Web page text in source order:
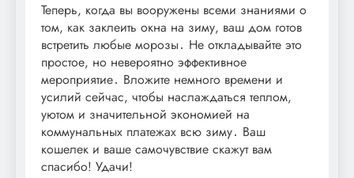
Теперь, когда вы вооружены всеми знаниями о
том, как заклеить окна на зиму, ваш дом готов
встретить любые морозы․ Не откладывайте это
простое, но невероятно эффективное
мероприятие․ Вложите немного времени и
усилий сейчас, чтобы наслаждаться теплом,
уютом и значительной экономией на
коммунальных платежах всю зиму․ Ваш
кошелек и ваше самочувствие скажут вам
спасибо! Удачи!